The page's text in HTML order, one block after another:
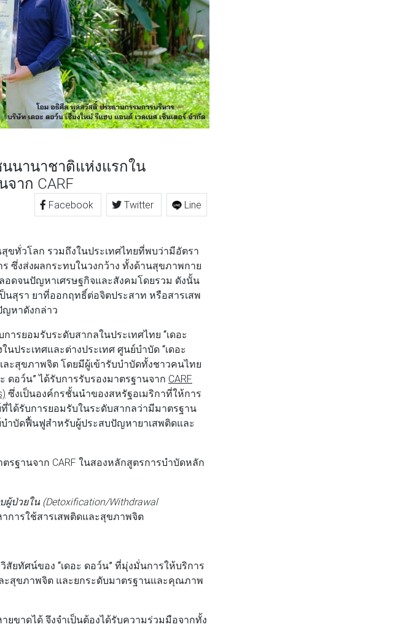
นนานาชาติแห่งแรกใน
าก CARF
Facebook Twitter
Line
ทั่วโลก รวมถึงในประเทศไทยที่พบว่ามีอัตรา
ซึ่งส่งผลกระทบในวงกว้าง ทั้งด้านสุขภาพกาย
ดจนปัญหาเศรษฐกิจและสังคมโดยรวม ดังนั้น
สุรา ยาที่ออกฤทธิ์ต่อจิตประสาท หรือสารเสพ
ญหาดังกล่าว
ารยอมรับระดับสากลในประเทศไทย “เดอะ
นประเทศและต่างประเทศ ศูนย์บำบัด“เดอะ
ะสุขภาพจิต โดยมีผู้เข้ารับบำบัดทั้งชาวคนไทย
ะ ดอว์น”ได้รับการรับรองมาตรฐานจาก CARF
ซึ่งเป็นองค์กรชั้นนำของสหรัฐอเมริกาที่ให้การ
ด้รับการยอมรับในระดับสากลว่ามีมาตรฐาน
ำบัดฟื้นฟูสำหรับผู้ประสบปัญหายาเสพติดและ
รฐานจาก CARF ในสองหลักสูตรการบำบัดหลัก
ป่วยใน (Detoxification/Withdrawal
ารใช้สารเสพติดและสุขภาพจิต
สัยทัศน์ของ “เดอะ ดอว์น” ที่มุ่งมั่นการให้บริการ
สุขภาพจิต และยกระดับมาตรฐานและคุณภาพ
ขาดได้ จึงจำเป็นต้องได้รับความร่วมมือจากทั้ง